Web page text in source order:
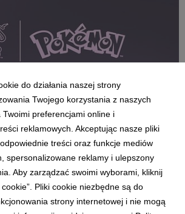
spotyka magię Pokémonów:
najnowszą linię urządzeń,
przejść obojętnie
premierę wyczekiwanej kolekcji Razer
do działania naszej strony
Twojego korzystania z naszych
Twoimi preferencjami online i
reklamowych. Akceptując nasze pliki
treści oraz funkcje mediów
spersonalizowane reklamy i ulepszony
Aby zarządzać swoimi wyborami, kliknij
cookie”. Pliki cookie niezbędne są do
strony internetowej i nie mogą